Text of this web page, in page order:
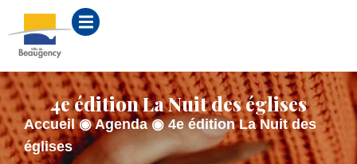
principal
4e édition La Nuit des églises
Accueil ◉Agenda◉4e édition La Nuit des
églises